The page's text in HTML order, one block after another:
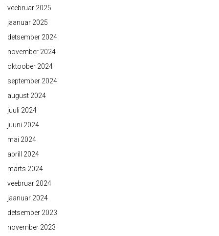
veebruar 2025
jaanuar 2025
detsember 2024
november 2024
oktoober 2024
september 2024
august 2024
juuli 2024
juuni 2024
mai 2024
aprill 2024
märts 2024
veebruar 2024
jaanuar 2024
detsember 2023
november 2023